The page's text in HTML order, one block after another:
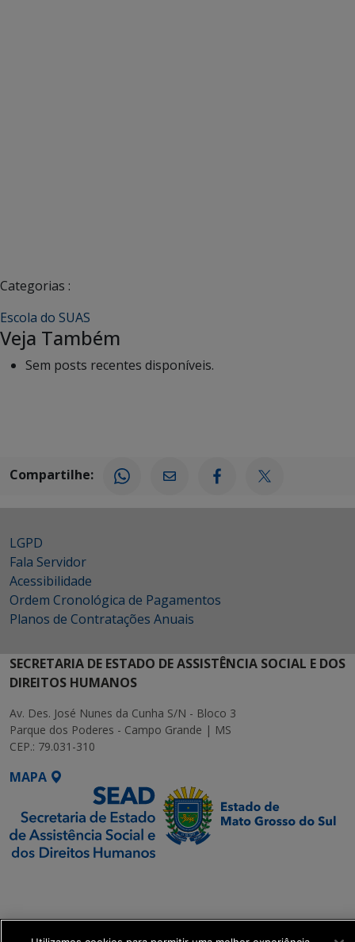
Categorias :
Escola do SUAS
Veja Também
Sem posts recentes disponíveis.
Compartilhe:
LGPD
Fala Servidor
Acessibilidade
Ordem Cronológica de Pagamentos
Planos de Contratações Anuais
SECRETARIA DE ESTADO DE ASSISTÊNCIA SOCIAL E DOS
DIREITOS HUMANOS
Av. Des. José Nunes da Cunha S/N - Bloco 3
Parque dos Poderes - Campo Grande | MS
CEP.: 79.031-310
MAPA
Transformação Digital